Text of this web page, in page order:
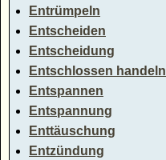
Entrümpeln
Entscheiden
Entscheidung
Entschlossen handeln
Entspannen
Entspannung
Enttäuschung
Entzündung